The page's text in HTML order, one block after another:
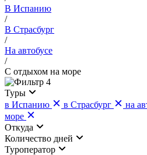
В Испанию
/
В Страсбург
/
На автобусе
/
С отдыхом на море
4
Туры
в Испанию
в Страсбург на
море
Откуда
Количество дней
Туроператор